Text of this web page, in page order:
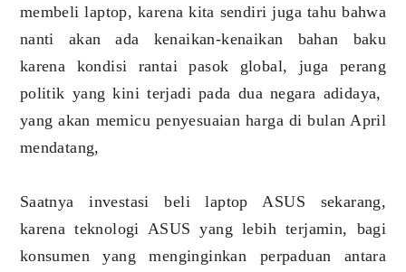
membeli laptop, karena kita sendiri juga tahu bahwa
nanti akan ada kenaikan-kenaikan bahan baku
karena kondisi rantai pasok global, juga perang
politik yang kini terjadi pada dua negara adidaya,
yang akan memicu penyesuaian harga di bulan April
mendatang,
Saatnya investasi beli laptop ASUS sekarang,
karena teknologi ASUS yang lebih terjamin, bagi
konsumen yang menginginkan perpaduan antara